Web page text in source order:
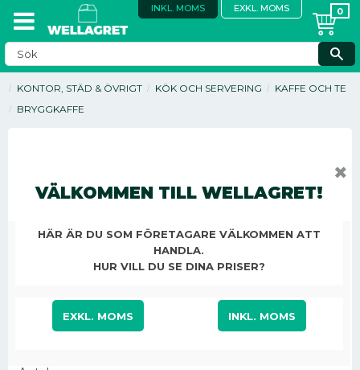
INKL. MOMS EXKL. MOMS
KONTOR, STÄD & ÖVRIGT KÖK OCH SERVERING
KAFFE OCH TE
BRYGGKAFFE
119,67KR /ST
VÄLKOMMEN TILL WELLAGRET!
HÄR ÄR DU SOM FÖRETAGARE VÄLKOMMEN ATT
HANDLA.
HUR VILL DU SE DINA PRISER?
EXKL. MOMS INKL. MOMS
✖